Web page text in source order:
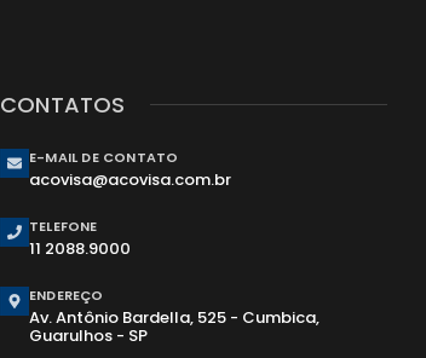
CONTATOS
E-MAIL DE CONTATO
acovisa@acovisa.com.br
TELEFONE
11 2088.9000
ENDEREÇO
Av. Antônio Bardella, 525 - Cumbica,
Guarulhos - SP